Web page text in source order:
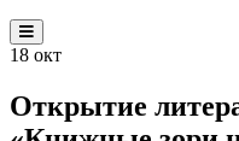
18 окт
Открытие